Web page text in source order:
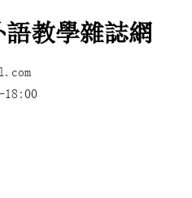
語教學雜誌網
18:00